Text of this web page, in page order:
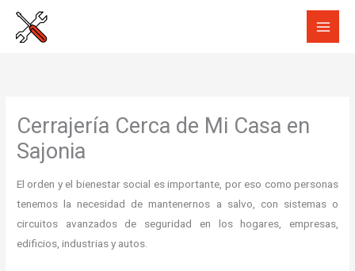
Cerrajería Cerca de Mi Casa en
Sajonia
El orden y el bienestar social es importante, por eso como personas
tenemos la necesidad de mantenernos a salvo, con sistemas o
circuitos avanzados de seguridad en los hogares, empresas,
edificios, industrias y autos.